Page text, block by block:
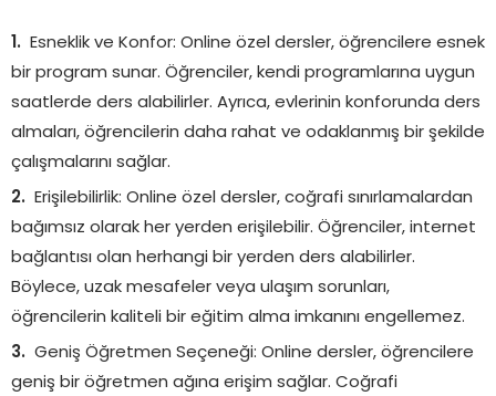
Esneklik ve Konfor: Online özel dersler, öğrencilere esnek
bir program sunar. Öğrenciler, kendi programlarına uygun
saatlerde ders alabilirler. Ayrıca, evlerinin konforunda ders
almaları, öğrencilerin daha rahat ve odaklanmış bir şekilde
çalışmalarını sağlar.
Erişilebilirlik: Online özel dersler, coğrafi sınırlamalardan
bağımsız olarak her yerden erişilebilir. Öğrenciler, internet
bağlantısı olan herhangi bir yerden ders alabilirler.
Böylece, uzak mesafeler veya ulaşım sorunları,
öğrencilerin kaliteli bir eğitim alma imkanını engellemez.
Geniş Öğretmen Seçeneği: Online dersler, öğrencilere
geniş bir öğretmen ağına erişim sağlar. Coğrafi